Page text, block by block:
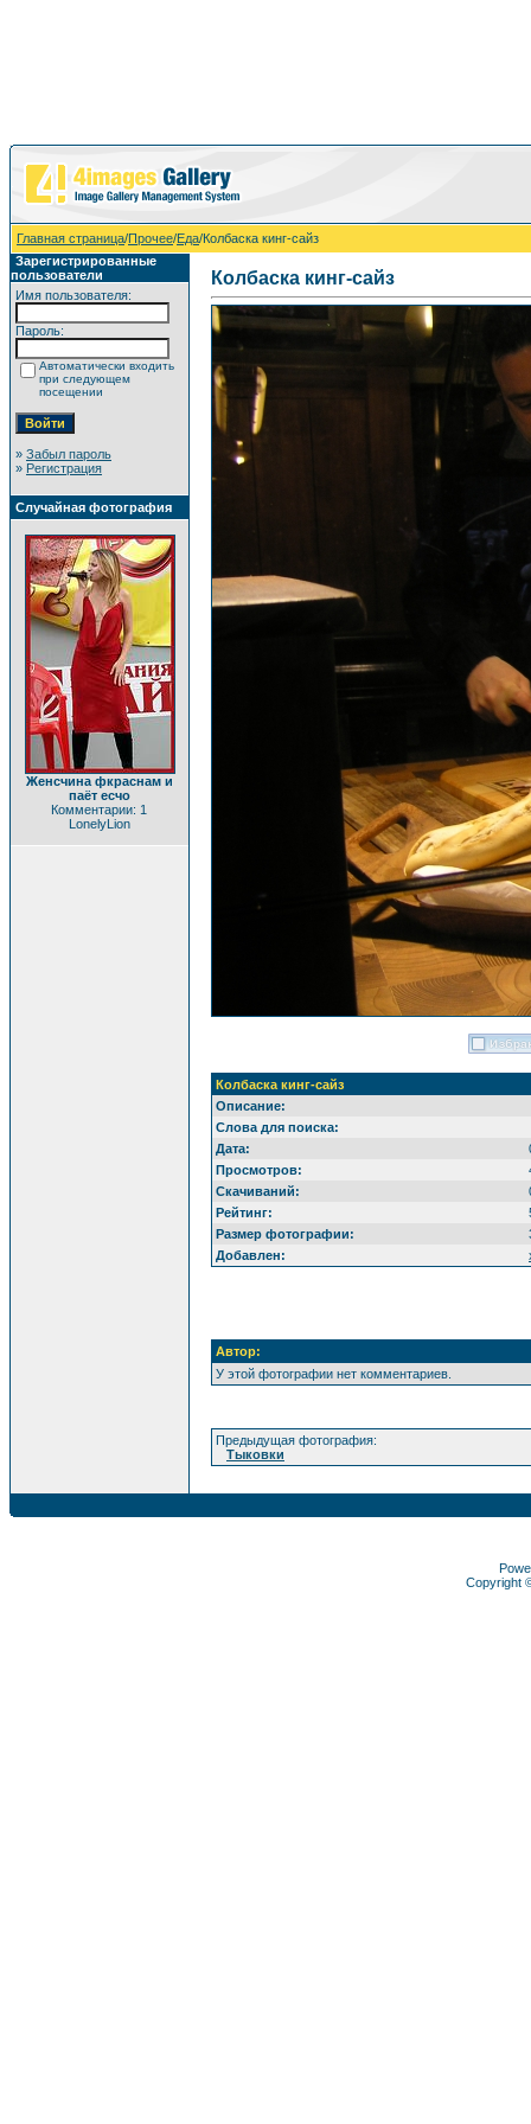
Главная страница/Прочее/Еда/Колбаска кинг-сайз
Зарегистрированные
пользователи
Имя пользователя:
Пароль:
Автоматически входить
при следующем
посещении
» Забыл пароль
» Регистрация
Случайная фотография
Женсчина фкраснам и
паёт есчо
Комментарии: 1
LonelyLion
Колбаска кинг-сайз
Колбаска кинг-сайз
Описание:
Слова для поиска:
Дата:
Просмотров:
Скачиваний:
Рейтинг:
Размер фотографии:
Добавлен:
Автор:
У этой фотографии нет комментариев.
Предыдущая фотография:
Тыковки
Copyright